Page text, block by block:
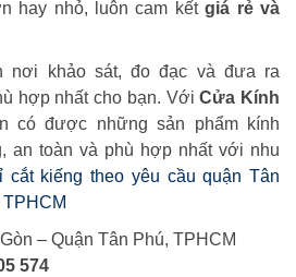
hay nhỏ, luôn cam kếtgiá rẻ và
nơi khảo sát, đo đạc và đưa ra
hợp nhất cho bạn. VớiCửa Kính
có được những sản phẩm kính
an toàn và phù hợp nhất với nhu
cắt kiếng theo yêu cầu quận Tân
– Quận Tân Phú, TPHCM
574